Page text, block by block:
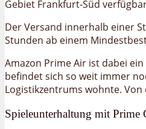
Gebiet Frankfurt-Süd
Der Versand innerhalb einer
Stunden ab einem
Amazon Prime Air ist dabei
befindet sich so weit immer
Logistikzentrums wohnte.
Spieleunterhaltung mit Prime